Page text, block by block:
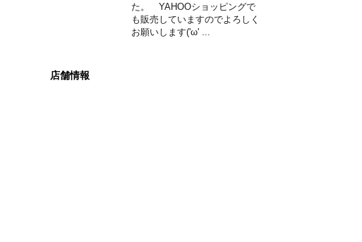
た。 YAHOOショッピングで
も販売していますのでよろしく
お願いします('ω' ...
店舗情報